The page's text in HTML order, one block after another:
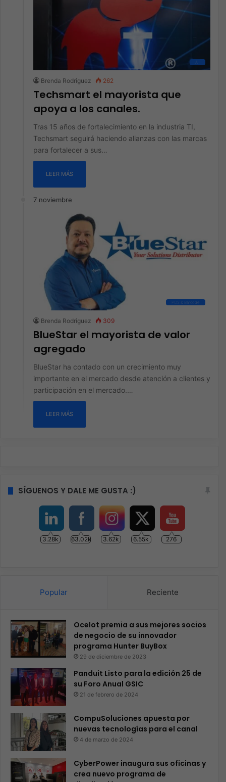
All
Brenda Rodriguez 262
Techsmart el mayorista que
apoya a los canales.
Tras 15 años de fortalecimiento en la industria TI,
Techsmart seguirá haciendo alianzas con las marcas
para fortalecer a sus…
LEER MÁS
7 noviembre
POS & Barcode
Brenda Rodriguez 309
BlueStar el mayorista de valor
agregado
BlueStar ha contado con un crecimiento muy
importante en el mercado desde atención a clientes y
participación en el mercado.…
LEER MÁS
SÍGUENOS Y DALE ME GUSTA :)
3.28k 63.02k 3.62k 6.55k 276
Popular Reciente
Ocelot premia a sus mejores socios
de negocio de su innovador
programa Hunter BuyBox
29 de diciembre de 2023
Panduit Listo para la edición 25 de
su Foro Anual GSIC
21 de febrero de 2024
CompuSoluciones apuesta por
nuevas tecnologías para el canal
4 de marzo de 2024
CyberPower inaugura sus oficinas y
crea nuevo programa de